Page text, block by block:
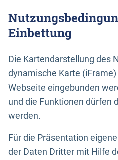
Einbettung
Die Kartendarstellung des
dynamische Karte
Webseite eingebunden
und die Funktionen dürfen
werden.
Für die Präsentation
der Daten Dritter mit Hilfe